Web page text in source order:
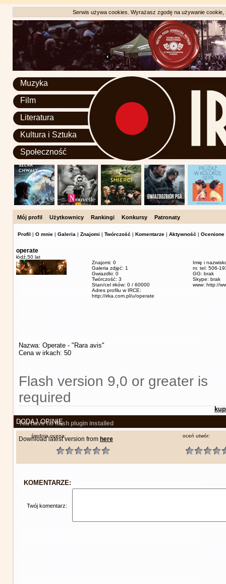
Serwis używa cookies. Wyrażasz zgodę na używanie
Muzyka
Film
Literatura
Kultura i Sztuka
Społeczność
Mój profil Użytkownicy Rankingi Konkursy Patronaty
Profil | O mnie | Galeria | Znajomi | Twórczość | Komentarze | Aktywność | Ocenione
operate
łódź, 50 lat
Znajomi: 0
Galeria zdjęć: 1
Gwiazdki: 0
Twórczość: 3
Stan/cel irków: 0 / 60000
Adres profilu w IRCE:
http://irka.com.pl/u/operate
Imię i
nr. tel: 506-
GG: brak
Skype: brak
www: http://
Nazwa: Operate - "Rara avis"
Cena w irkach: 50
Flash version 9,0 or greater is
required
You have no flash plugin installed
Download latest version from here
DODAJ OPINIĘ
średnia ocena: oceń utwór:
KOMENTARZE:
Twój komentarz: